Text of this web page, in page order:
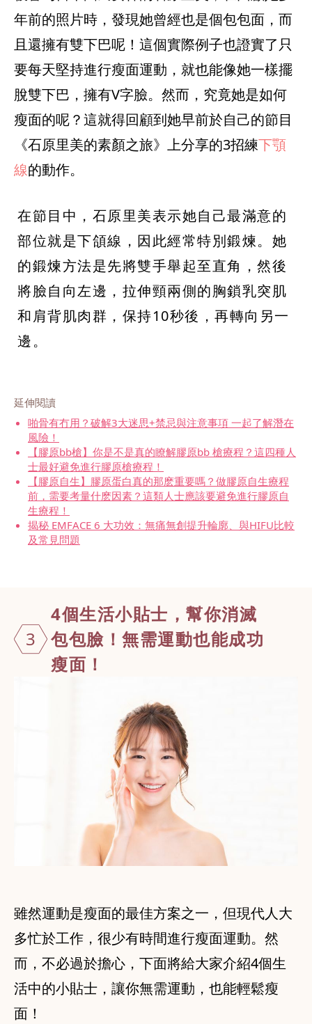
年前的照片時，發現她曾經也是個包包面，而
且還擁有雙下巴呢！這個實際例子也證實了只
要每天堅持進行瘦面運動，就也能像她一樣擺
脫雙下巴，擁有V字臉。然而，究竟她是如何
瘦面的呢？這就得回顧到她早前於自己的節目
《石原里美的素顏之旅》上分享的3招練下顎
線的動作。
在節目中，石原里美表示她自己最滿意的
部位就是下頜線，因此經常特別鍛煉。她
的鍛煉方法是先將雙手舉起至直角，然後
將臉自向左邊，拉伸頸兩側的胸鎖乳突肌
和肩背肌肉群，保持10秒後，再轉向另一
邊。
延伸閱讀
啪骨有冇用？破解3大迷思+禁忌與注意事項 一起了解潛在
風險！
【膠原bb槍】你是不是真的瞭解膠原bb 槍療程？這四種人
士最好避免進行膠原槍療程！
【膠原自生】膠原蛋白真的那麽重要嗎？做膠原自生療程
前，需要考量什麽因素？這類人士應該要避免進行膠原自
生療程！
揭秘 EMFACE 6 大功效：無痛無創提升輪廓、與HIFU比較
及常見問題
3
4個生活小貼士，幫你消滅
包包臉！無需運動也能成功
瘦面！
雖然運動是瘦面的最佳方案之一，但現代人大
多忙於工作，很少有時間進行瘦面運動。然
而，不必過於擔心，下面將給大家介紹4個生
活中的小貼士，讓你無需運動，也能輕鬆瘦
面！